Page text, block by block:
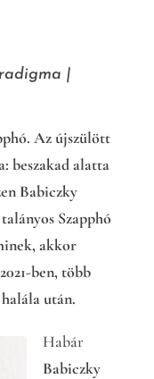
|
Az újszülött
beszakad alatta
Babiczky
Szapphó
akkor
ben, több
után.
Habár
Babiczky